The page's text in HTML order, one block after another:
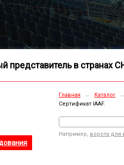
представитель в странах
Главная → Каталог →
Сертификат IAAF.
Например, ворота для